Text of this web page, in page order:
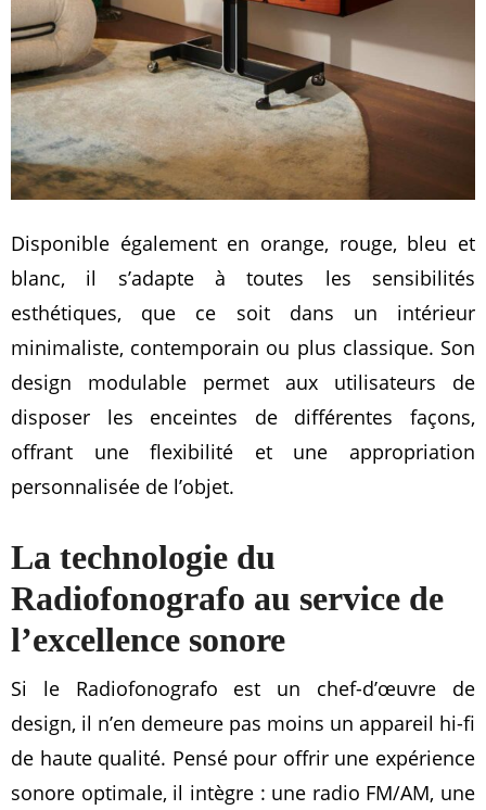
Disponible également en orange, rouge, bleu et
blanc, il s’adapte à toutes les sensibilités
esthétiques, que ce soit dans un intérieur
minimaliste, contemporain ou plus classique. Son
design modulable permet aux utilisateurs de
disposer les enceintes de différentes façons,
offrant une flexibilité et une appropriation
personnalisée de l’objet.
La technologie du
Radiofonografo au service de
l’excellence sonore
Si le Radiofonografo est un chef-d’œuvre de
design, il n’en demeure pas moins un appareil hi-fi
de haute qualité. Pensé pour offrir une expérience
sonore optimale, il intègre : une radio FM/AM, une